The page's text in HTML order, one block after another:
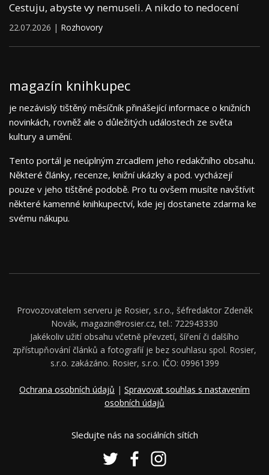
Cestuju, abyste vy nemuseli. A nikdo to nedocení
22.07.2026 | Rozhovory
magazín knihkupec
je nezávislý tištěný měsíčník přinášející informace o knižních
novinkách, rovněž ale o důležitých událostech ze světa
kultury a umění.
Tento portál je neúplným zrcadlem jeho redakčního obsahu.
Některé články, recenze, knižní ukázky a pod. vycházejí
pouze v jeho tištěné podobě. Pro tu ovšem musíte navštívit
některé kamenné knihkupectví, kde jej dostanete zdarma ke
svému nákupu.
Provozovatelem serveru je Rosier, s.r.o., šéfredaktor Zdeněk
Novák, magazin@rosier.cz, tel.: 722943330
Jakékoliv užití obsahu včetně převzetí, šíření či dalšího
zpřístupňování článků a fotografií je bez souhlasu spol. Rosier,
s.r.o. zakázáno. Rosier, s.r.o. IČO: 09961399
Ochrana osobních údajů | Spravovat souhlas s nastavením
osobních údajů
Sledujte nás na sociálních sítích